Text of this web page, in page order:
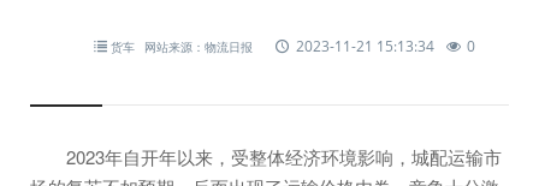
货车 网站来源：物流日报 2023-11-21 15:13:34 0
2023年自开年以来，受整体经济环境影响，城配运输市